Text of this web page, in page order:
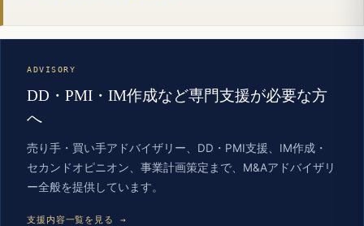
ADVISORY
DD・PMI・IM作成など専門支援が必要な方
へ
売り手・買い手アドバイザリー、DD・PMI支援、IM作成・
セカンドオピニオン、事業計画策定まで、M&Aアドバイザリ
ー全般を提供しています。
支援内容一覧を見る →